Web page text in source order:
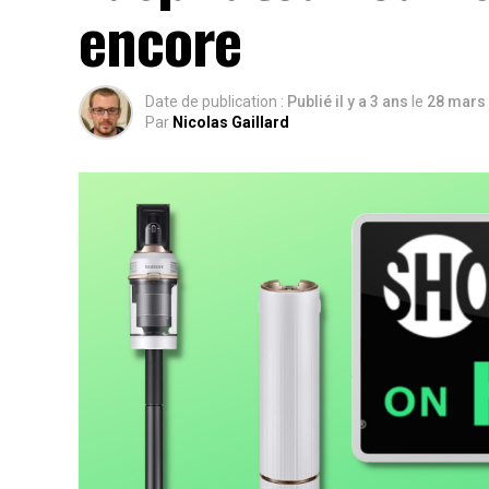
encore
Date de publication : Publié il y a 3 ans le 28 mars
Par Nicolas Gaillard